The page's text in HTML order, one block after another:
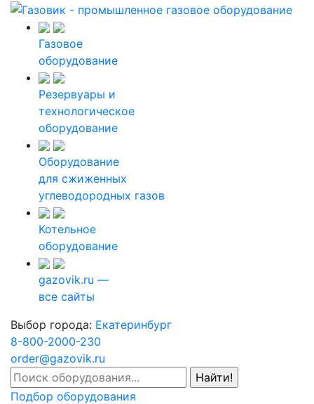
Газовое
оборудование
Резервуары и
технологическое
оборудование
Оборудование
для сжиженных
углеводородных газов
Котельное
оборудование
gazovik.ru —
все сайты
Выбор города: Екатеринбург
8-800-2000-230
order@gazovik.ru
Подбор оборудования